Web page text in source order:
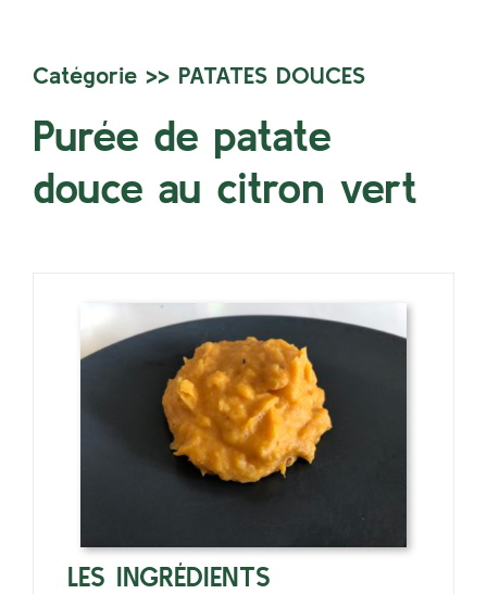
Catégorie >> PATATES DOUCES
Purée de patate
douce au citron vert
LES INGRÉDIENTS